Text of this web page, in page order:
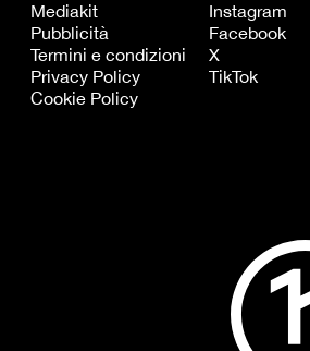
Mediakit
Pubblicità
Termini e condizioni
Privacy Policy
Cookie Policy
Instagram
Facebook
X
TikTok